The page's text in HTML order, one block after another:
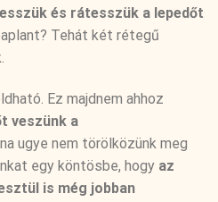
és rátesszük a lepedőt
Tehát két rétegű
Ez majdnem ahhoz
veszünk a
ugye nem törölközünk meg
egy köntösbe, hogy az
is még jobban